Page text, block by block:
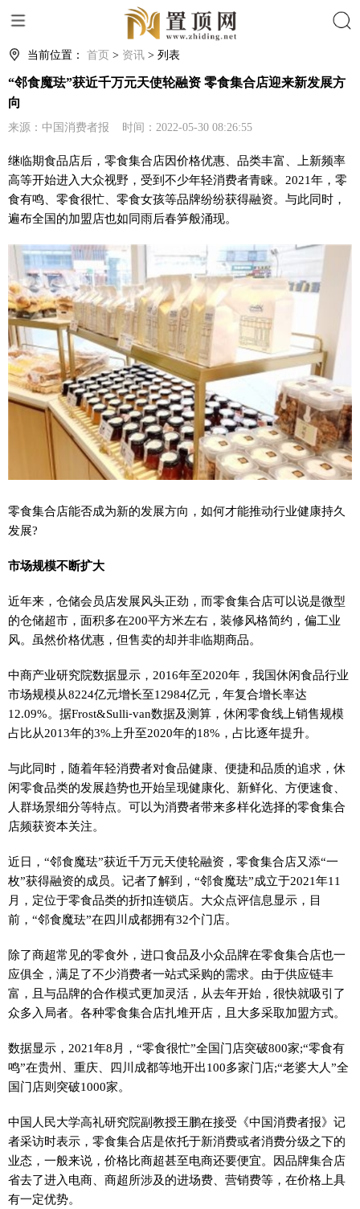
当前位置： 首页 > 资讯 > 列表
“邻食魔珐”获近千万元天使轮融资 零食集合店迎来新发展方
向
来源：中国消费者报 时间：2022-05-30 08:26:55
继临期食品店后，零食集合店因价格优惠、品类丰富、上新频率
高等开始进入大众视野，受到不少年轻消费者青睐。2021年，零
食有鸣、零食很忙、零食女孩等品牌纷纷获得融资。与此同时，
遍布全国的加盟店也如同雨后春笋般涌现。
零食集合店能否成为新的发展方向，如何才能推动行业健康持久
发展?
市场规模不断扩大
近年来，仓储会员店发展风头正劲，而零食集合店可以说是微型
的仓储超市，面积多在200平方米左右，装修风格简约，偏工业
风。虽然价格优惠，但售卖的却并非临期商品。
中商产业研究院数据显示，2016年至2020年，我国休闲食品行业
市场规模从8224亿元增长至12984亿元，年复合增长率达
12.09%。据Frost&Sulli⁃van数据及测算，休闲零食线上销售规模
占比从2013年的3%上升至2020年的18%，占比逐年提升。
与此同时，随着年轻消费者对食品健康、便捷和品质的追求，休
闲零食品类的发展趋势也开始呈现健康化、新鲜化、方便速食、
人群场景细分等特点。可以为消费者带来多样化选择的零食集合
店频获资本关注。
近日，“邻食魔珐”获近千万元天使轮融资，零食集合店又添“一
枚”获得融资的成员。记者了解到，“邻食魔珐”成立于2021年11
月，定位于零食品类的折扣连锁店。大众点评信息显示，目
前，“邻食魔珐”在四川成都拥有32个门店。
除了商超常见的零食外，进口食品及小众品牌在零食集合店也一
应俱全，满足了不少消费者一站式采购的需求。由于供应链丰
富，且与品牌的合作模式更加灵活，从去年开始，很快就吸引了
众多入局者。各种零食集合店扎堆开店，且大多采取加盟方式。
数据显示，2021年8月，“零食很忙”全国门店突破800家;“零食有
鸣”在贵州、重庆、四川成都等地开出100多家门店;“老婆大人”全
国门店则突破1000家。
中国人民大学高礼研究院副教授王鹏在接受《中国消费者报》记
者采访时表示，零食集合店是依托于新消费或者消费分级之下的
业态，一般来说，价格比商超甚至电商还要便宜。因品牌集合店
省去了进入电商、商超所涉及的进场费、营销费等，在价格上具
有一定优势。